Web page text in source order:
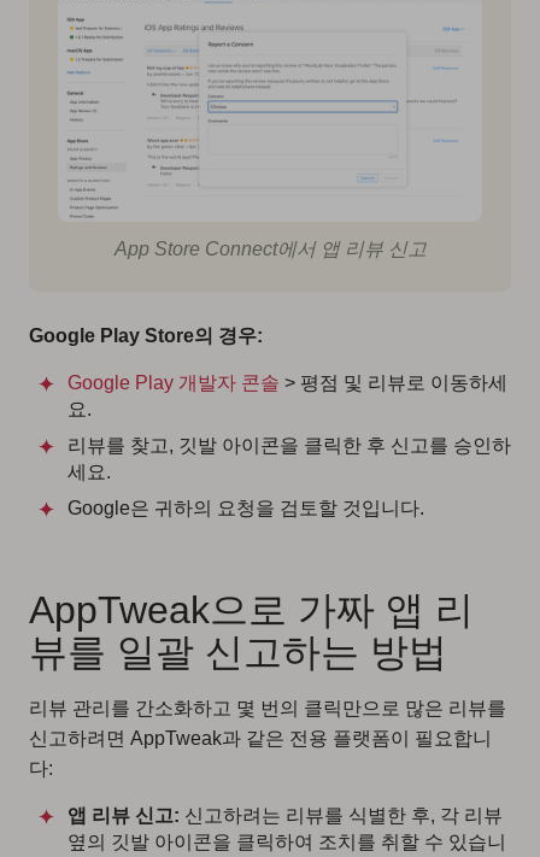
App Store Connect에서 앱 리뷰 신고
Google Play Store의 경우:
Google Play 개발자 콘솔 > 평점 및 리뷰로 이동하세
요.
리뷰를 찾고, 깃발 아이콘을 클릭한 후 신고를 승인하
세요.
Google은 귀하의 요청을 검토할 것입니다.
AppTweak으로 가짜 앱 리
뷰를 일괄 신고하는 방법
리뷰 관리를 간소화하고 몇 번의 클릭만으로 많은 리뷰를
신고하려면 AppTweak과 같은 전용 플랫폼이 필요합니
다:
앱 리뷰 신고: 신고하려는 리뷰를 식별한 후, 각 리뷰
옆의 깃발 아이콘을 클릭하여 조치를 취할 수 있습니